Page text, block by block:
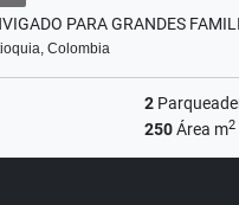
PARA GRANDES
Colombia
2
250Área m2